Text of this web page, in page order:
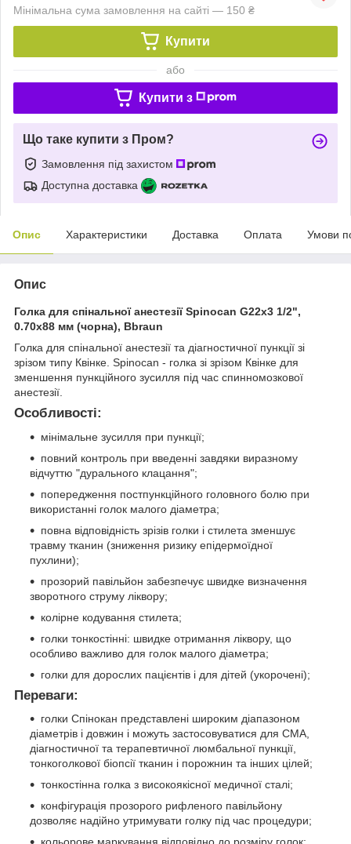
Мінімальна сума замовлення на сайті — 150 ₴
Купити
або
Купити з
Що таке купити з Пром?
Замовлення під захистом
Доступна доставка
Опис Характеристики Доставка Оплата Умови
Опис
Голка для спінальної анестезії Spinocan G22x3 1/2",
0.70x88 мм (чорна), Bbraun
Голка для спінальної анестезії та діагностичної пункції зі
зрізом типу Квінке. Spinocan - голка зі зрізом Квінке для
зменшення пункційного зусилля під час спинномозкової
анестезії.
Особливості:
мінімальне зусилля при пункції;
повний контроль при введенні завдяки виразному
відчуттю "дурального клацання";
попередження постпункційного головного болю при
використанні голок малого діаметра;
повна відповідність зрізів голки і стилета зменшує
травму тканин (зниження ризику епідермоїдної
пухлини);
прозорий павільйон забезпечує швидке визначення
зворотного струму ліквору;
колірне кодування стилета;
голки тонкостінні: швидке отримання ліквору, що
особливо важливо для голок малого діаметра;
голки для дорослих пацієнтів і для дітей (укорочені);
Переваги:
голки Спінокан представлені широким діапазоном
діаметрів і довжин і можуть застосовуватися для СМА,
діагностичної та терапевтичної люмбальної пункції,
тонкоголкової біопсії тканин і порожнин та інших цілей;
тонкостінна голка з високоякісної медичної сталі;
конфігурація прозорого рифленого павільйону
дозволяє надійно утримувати голку під час процедури;